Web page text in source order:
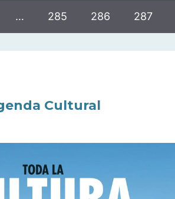
… 285 286 287
Cultural